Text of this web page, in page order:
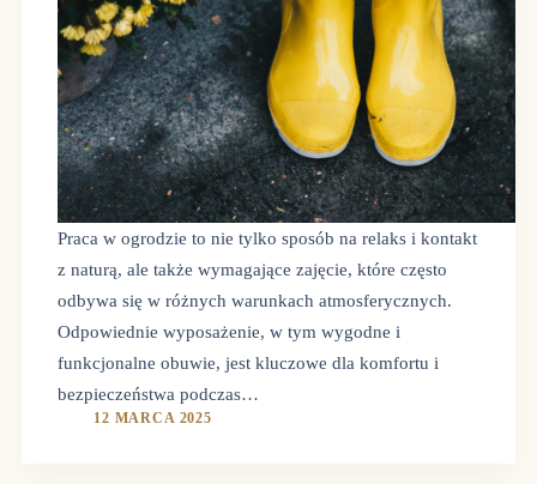
Praca w ogrodzie to nie tylko sposób na relaks i kontakt
z naturą, ale także wymagające zajęcie, które często
odbywa się w różnych warunkach atmosferycznych.
Odpowiednie wyposażenie, w tym wygodne i
funkcjonalne obuwie, jest kluczowe dla komfortu i
bezpieczeństwa podczas…
12 MARCA 2025